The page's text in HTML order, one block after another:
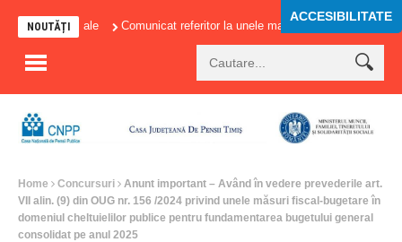
NOUTĂȚIsociale Comunicat referitor la unele masuri adoptate in
Home Concursuri
Anunt important – Având în vedere prevederile art.
VII alin. (9) din OUG nr. 156 /2024 privind unele măsuri fiscal-bugetare în
domeniul cheltuielilor publice pentru fundamentarea bugetului general
consolidat pe anul 2025
ACCESIBILITATE